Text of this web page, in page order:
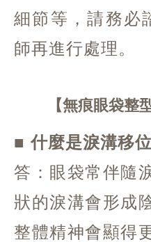
細節等，請務必
師再進行處理。
無痕眼袋整
■ 什麼是淚溝移
答：眼袋常伴隨
狀的淚溝會形成
整體精神會顯得